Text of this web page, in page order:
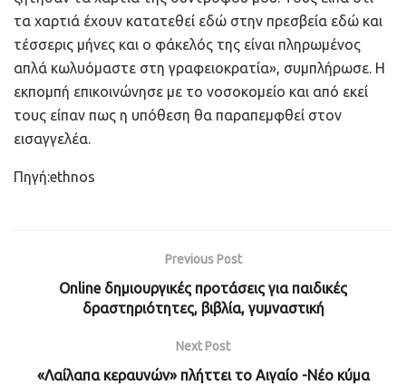
τα χαρτιά έχουν κατατεθεί εδώ στην πρεσβεία εδώ και
τέσσερις μήνες και ο φάκελός της είναι πληρωμένος
απλά κωλυόμαστε στη γραφειοκρατία», συμπλήρωσε. Η
εκπομπή επικοινώνησε με το νοσοκομείο και από εκεί
τους είπαν πως η υπόθεση θα παραπεμφθεί στον
εισαγγελέα.
Πηγή:ethnos
Previous Post
Online δημιουργικές προτάσεις για παιδικές
δραστηριότητες, βιβλία, γυμναστική
Next Post
«Λαίλαπα κεραυνών» πλήττει το Αιγαίο -Νέο κύμα